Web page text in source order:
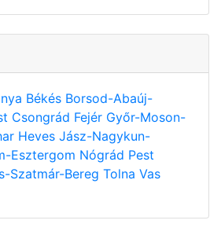
Békés Borsod-Abaúj-
Csongrád Fejér Győr-Moson-
Heves Jász-Nagykun-
Esztergom Nógrád Pest
Szatmár-Bereg Tolna Vas